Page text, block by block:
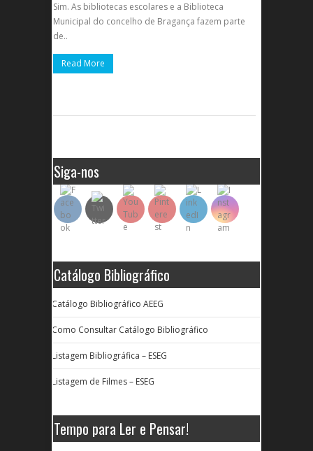
Sim. As bibliotecas escolares e a Biblioteca
Municipal do concelho de Bragança fazem parte
de..
Read More
Siga-nos
Catálogo Bibliográfico
Catálogo Bibliográfico AEEG
Como Consultar Catálogo Bibliográfico
Listagem Bibliográfica – ESEG
Listagem de Filmes – ESEG
Tempo para Ler e Pensar!